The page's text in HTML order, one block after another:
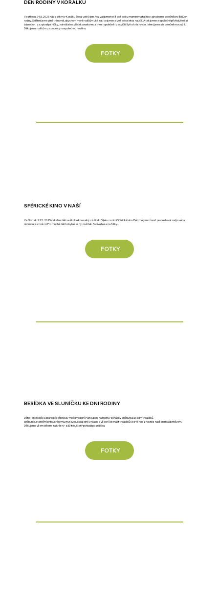
DEN RODINY V KORÁLKU
Ve středu 24.5.2025 nás s dětmi v Korálku čekal velký den. Pozvali jsme totiž do školky maminky a tatínky, abychom společně prožili Den
rodiny. S dětmi jsme pilně trénovali, abychom mohli rodičům ukázat, co jsme se ve školce letos naučili. A tak jsme se společně přivítali, řekli si
básničky, , zazpívali písničky, zahráli si na vláček a nakonec jsme si společně i zacvičili. Byl to krásný čas, který jsme si společně moc užili.
Děkujeme rodičům za dobroty na společnou hostinu.
FOTKY
SFÉRICKÉ KINO V NAŠÍ
Ve čtvrtek 22.5. 2025 čekal na děti ve školce kouzelný zážitek. Přijelo za nimi Sférické kino. Děti měly možnost procestovat celý svět a
dotknout se hvězd. Pro mnohé děti to byl úžasný zážitek. Podívejte se na fotky...
FOTKY
BESÍDKA VE SLUNÍČKU KE DNI RODINY
Děti si pro rodiče a prarodiče připravily milé divadelní vystoupení na motivy pohádky Sněhurka a sedm trpaslíků.
Sněhurka, statečný princ, královna, myslivec, kouzelné zrcadlo a všech šestnáct trpaslíků se své role zhostili s nadšením a úsměvem.
Děkujeme všem dětem za krásný zážitek, který pohladil po srdíčku.
FOTKY